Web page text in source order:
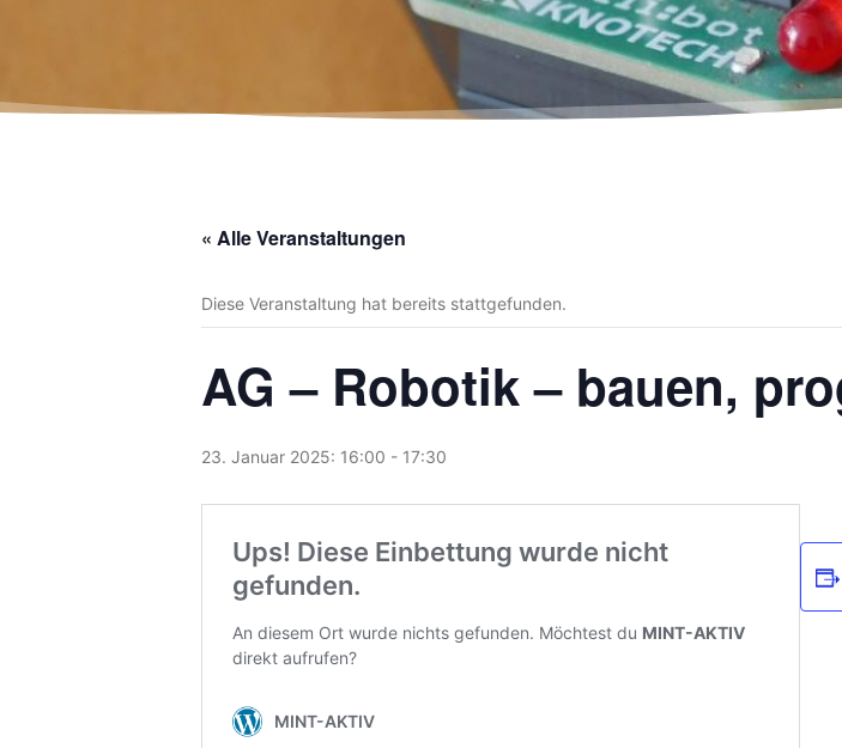
« Alle Veranstaltungen
Diese Veranstaltung hat bereits stattgefunden.
AG – Robotik – bauen,
23. Januar 2025: 16:00 - 17:30